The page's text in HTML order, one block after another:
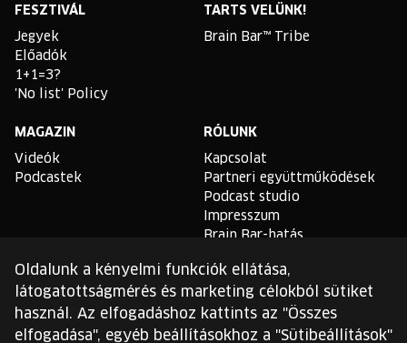
FESZTIVÁL
Jegyek
Előadók
1+1=3?
'No list' Policy
TARTS VELÜNK!
Brain Bar™ Tribe
MAGAZIN
Videók
Podcastek
RÓLUNK
Kapcsolat
Partneri együttműködések
Podcast studio
Impresszum
Brain Bar-hatás
TLDR
Általános Szerződési
Feltételek
Sütikezelési Szabályzat
Oldalunk a kényelmi funkciók ellátása,
látogatottságmérés és marketing célokból sütiket
használ. Az elfogadáshoz kattints az "Összes
elfogadása", egyéb beállításokhoz a "Sütibeállítások"